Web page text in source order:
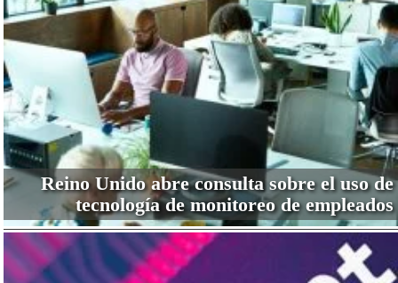
Reino Unido abre consulta sobre el uso de
tecnología de monitoreo de empleados